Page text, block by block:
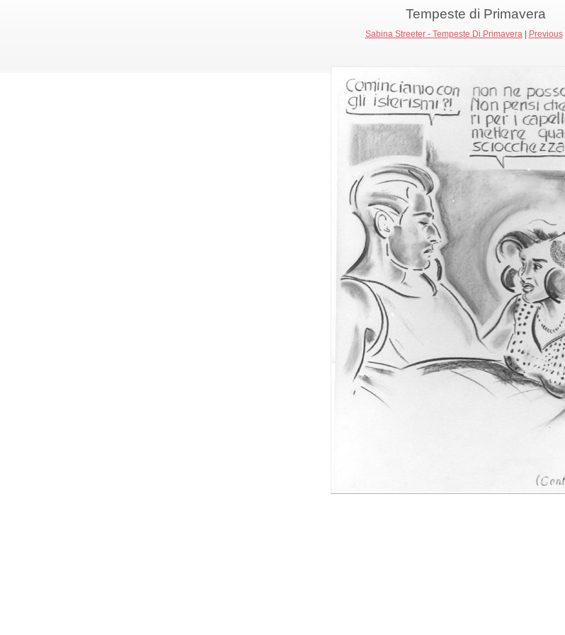
Tempeste di Primavera
Sabina Streeter - Tempeste Di Primavera| Previous|